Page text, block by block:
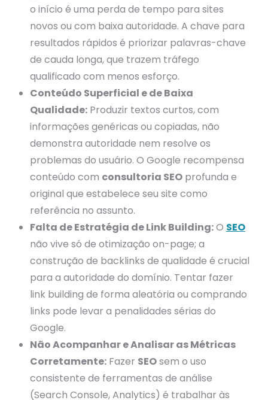
o início é uma perda de tempo para sites
novos ou com baixa autoridade. A chave para
resultados rápidos é priorizar palavras-chave
de cauda longa, que trazem tráfego
qualificado com menos esforço.
Conteúdo Superficial e de Baixa
Qualidade: Produzir textos curtos, com
informações genéricas ou copiadas, não
demonstra autoridade nem resolve os
problemas do usuário. O Google recompensa
conteúdo com consultoria SEO profunda e
original que estabelece seu site como
referência no assunto.
Falta de Estratégia de Link Building:O SEO
não vive só de otimização on-page; a
construção de backlinks de qualidade é crucial
para a autoridade do domínio. Tentar fazer
link building de forma aleatória ou comprando
links pode levar a penalidades sérias do
Google.
Não Acompanhar e Analisar as Métricas
Corretamente: Fazer SEOsem o uso
consistente de ferramentas de análise
(Search Console, Analytics) é trabalhar às